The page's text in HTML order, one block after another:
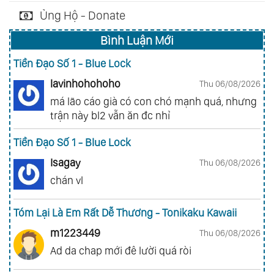
Ủng Hộ - Donate
Bình Luận Mới
Tiền Đạo Số 1 - Blue Lock
lavinhohohoho
Thu 06/08/2026
má lão cáo già có con chó mạnh quá, nhưng
trận này bl2 vẫn ăn đc nhỉ
Tiền Đạo Số 1 - Blue Lock
Isagay
Thu 06/08/2026
chán vl
Tóm Lại Là Em Rất Dễ Thương - Tonikaku Kawaii
m1223449
Thu 06/08/2026
Ad da chap mới đê lười quá ròi